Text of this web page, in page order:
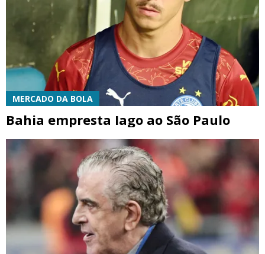
MERCADO DA BOLA
Bahia empresta Iago ao São Paulo